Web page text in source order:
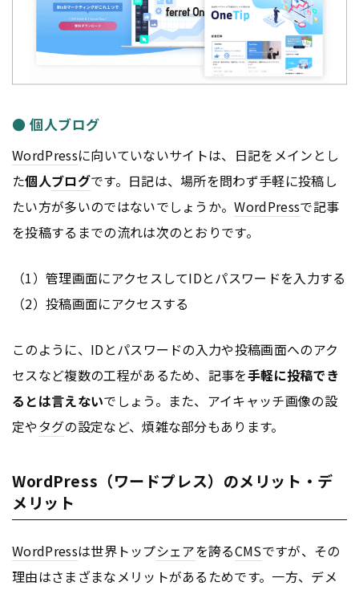
● 個人ブログ
WordPressに向いていないサイトは、日記をメインとし
た個人ブログです。日記は、場所を問わず手軽に投稿し
たい方が多いのではないでしょうか。WordPressで記事
を投稿するまでの流れは次のとおりです。
（1）管理画面にアクセスしてIDとパスワードを入力する
（2）投稿画面にアクセスする
このように、IDとパスワードの入力や投稿画面へのアク
セスなど複数の工程があるため、記事を手軽に投稿でき
るとは言えないでしょう。また、アイキャッチ画像の設
定やタグの設定など、煩雑な部分もあります。
WordPress（ワードプレス）のメリット・デ
メリット
WordPressは世界トップシェアを誇るCMSですが、その
理由はさまざまなメリットがあるためです。一方、デメ